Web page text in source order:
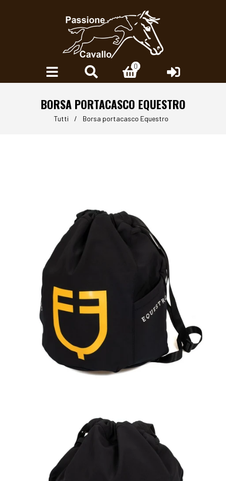
0
0
BORSA PORTACASCO EQUESTRO
Tutti / Borsa portacasco Equestro